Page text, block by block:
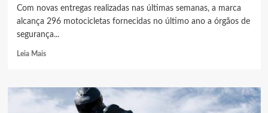
Com novas entregas realizadas nas últimas semanas, a marca
alcança 296 motocicletas fornecidas no último ano a órgãos de
segurança...
Leia MaisRead
Suzuki
V-
Strom